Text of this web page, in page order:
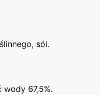
sól.
wody 67,5%.